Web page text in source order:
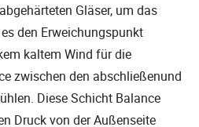
Gläser, um das
den Erweichungspunkt
kaltem Wind für die
zwischen den abschließenund
Diese Schicht Balance
Druck von der Außenseite